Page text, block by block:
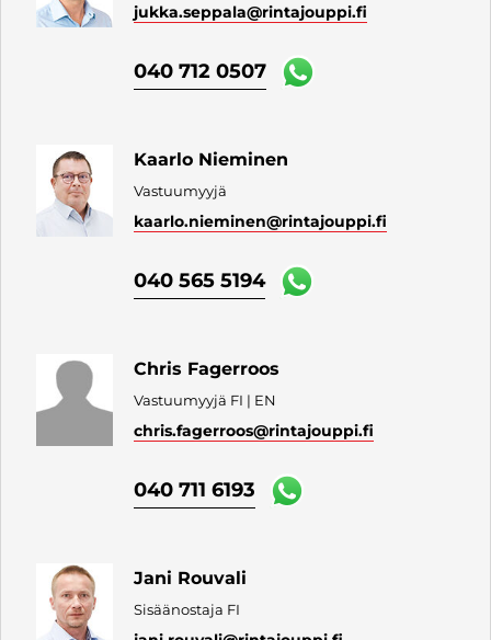
jukka.seppala@rintajouppi.fi
040 712 0507
Kaarlo Nieminen
Vastuumyyjä
kaarlo.nieminen@rintajouppi.fi
040 565 5194
Chris Fagerroos
Vastuumyyjä FI | EN
chris.fagerroos@rintajouppi.fi
040 711 6193
Jani Rouvali
Sisäänostaja FI